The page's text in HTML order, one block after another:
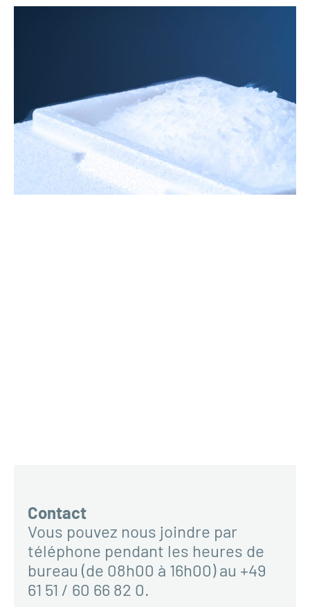
Contact
Vous pouvez nous joindre par
téléphone pendant les heures de
bureau (de 08h00 à 16h00) au +49
61 51 / 60 66 82 0.